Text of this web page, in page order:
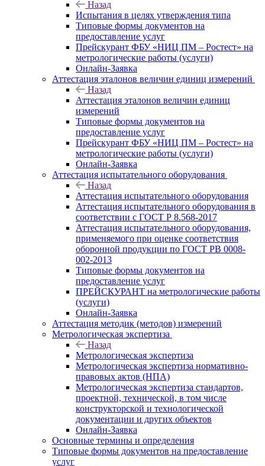
Назад
Испытания в целях утверждения типа
Типовые формы документов на
предоставление услуг
Прейскурант ФБУ «НИЦ ПМ – Ростест» на
метрологические работы (услуги)
Онлайн-Заявка
Аттестация эталонов величин единиц измерений
Назад
Аттестация эталонов величин единиц
измерений
Типовые формы документов на
предоставление услуг
Прейскурант ФБУ «НИЦ ПМ – Ростест» на
метрологические работы (услуги)
Онлайн-Заявка
Аттестация испытательного оборудования
Назад
Аттестация испытательного оборудования
Аттестация испытательного оборудования в
соответствии с ГОСТ Р 8.568-2017
Аттестация испытательного оборудования,
применяемого при оценке соответствия
оборонной продукции по ГОСТ РВ 0008-
002-2013
Типовые формы документов на
предоставление услуг
ПРЕЙСКУРАНТ на метрологические работы
(услуги)
Онлайн-Заявка
Аттестация методик (методов) измерений
Метрологическая экспертиза
Назад
Метрологическая экспертиза
Метрологическая экспертиза нормативно-
правовых актов (НПА)
Метрологическая экспертиза стандартов,
проектной, технической, в том числе
конструкторской и технологической
документации и других объектов
Онлайн-Заявка
Основные термины и определения
Типовые формы документов на предоставление
услуг